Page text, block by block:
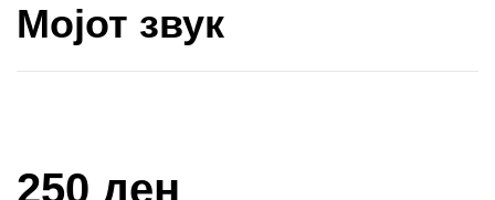
Мојот звук
250 ден